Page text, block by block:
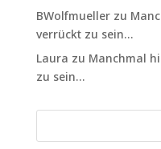
BWolfmuellerzu
verrückt zu sein…
Laura zu Manchmal
zu sein…